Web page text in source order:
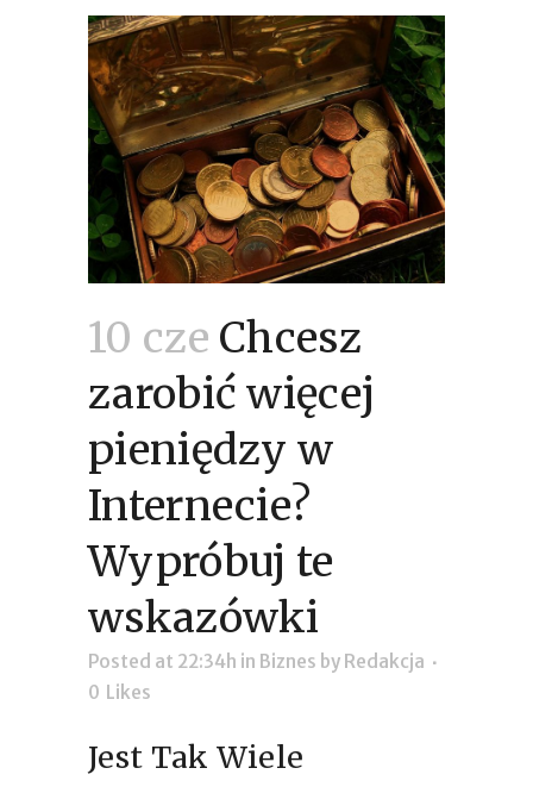
10 cze Chcesz
zarobić więcej
pieniędzy w
Internecie?
Wypróbuj te
wskazówki
Posted at 22:34h in Biznes by Redakcja
0 Likes
Jest Tak Wiele